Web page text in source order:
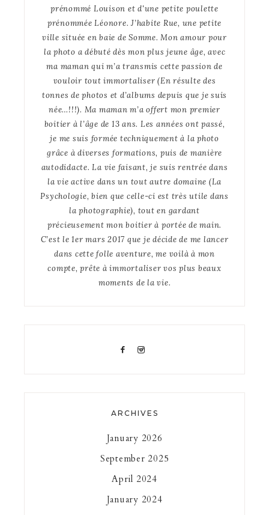
prénommé Louison et d'une petite poulette
prénommée Léonore. J’habite Rue, une petite
ville située en baie de Somme. Mon amour pour
la photo a débuté dès mon plus jeune âge, avec
ma maman qui m’a transmis cette passion de
vouloir tout immortaliser (En résulte des
tonnes de photos et d’albums depuis que je suis
née…!!!). Ma maman m’a offert mon premier
boitier à l’âge de 13 ans. Les années ont passé,
je me suis formée techniquement à la photo
grâce à diverses formations, puis de manière
autodidacte. La vie faisant, je suis rentrée dans
la vie active dans un tout autre domaine (La
Psychologie, bien que celle-ci est très utile dans
la photographie), tout en gardant
précieusement mon boitier à portée de main.
C’est le 1er mars 2017 que je décide de me lancer
dans cette folle aventure, me voilà à mon
compte, prête à immortaliser vos plus beaux
moments de la vie.
ARCHIVES
January 2026
September 2025
April 2024
January 2024